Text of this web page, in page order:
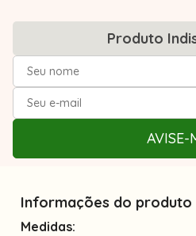
Produto
AVISE-
Informações do produto
Medidas: